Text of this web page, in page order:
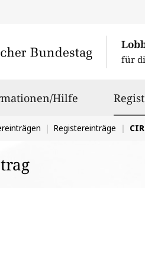
für
Hilfe
Registereinträge